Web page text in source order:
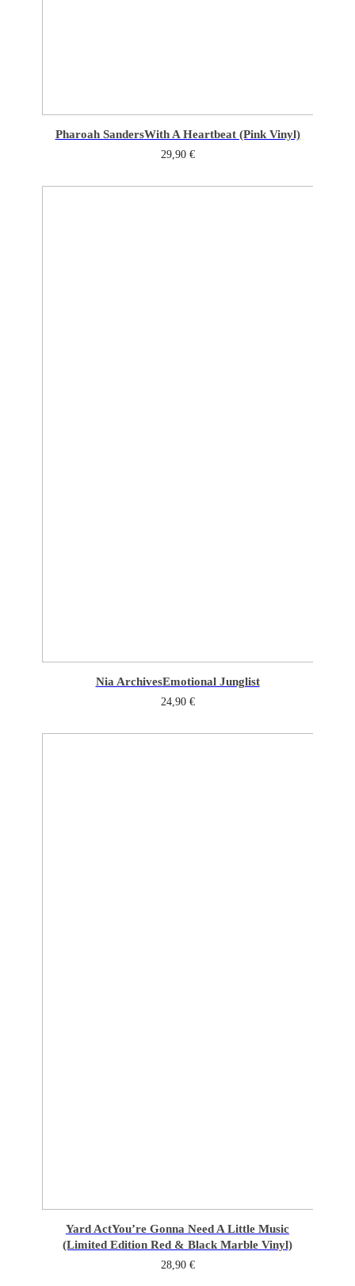
Pharoah SandersWith A Heartbeat (Pink Vinyl)
29,90 €
Nia ArchivesEmotional Junglist
24,90 €
Yard ActYou’re Gonna Need A Little Music
(Limited Edition Red & Black Marble Vinyl)
28,90 €